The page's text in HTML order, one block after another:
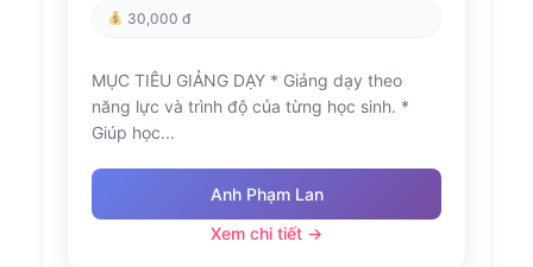
30,000 đ
MỤC TIÊU GIẢNG DẠY * Giảng dạy theo
năng lực và trình độ của từng học sinh. *
Giúp học...
Anh Phạm Lan
Xem chi tiết →